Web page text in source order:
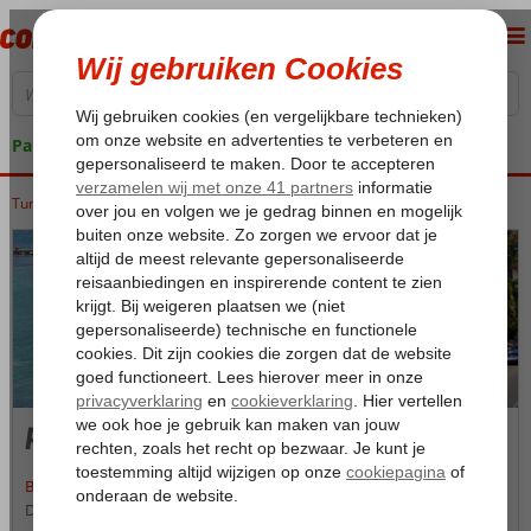
Pakketgarantie
Home
Tunesië Golf van Hammamet Port el Kantaoui
Port el Kantaoui
Bekijk het actuele reisadvies voor Tunesië
De vakantiebestemming Port El Kantaoui ligt aan de kust van de